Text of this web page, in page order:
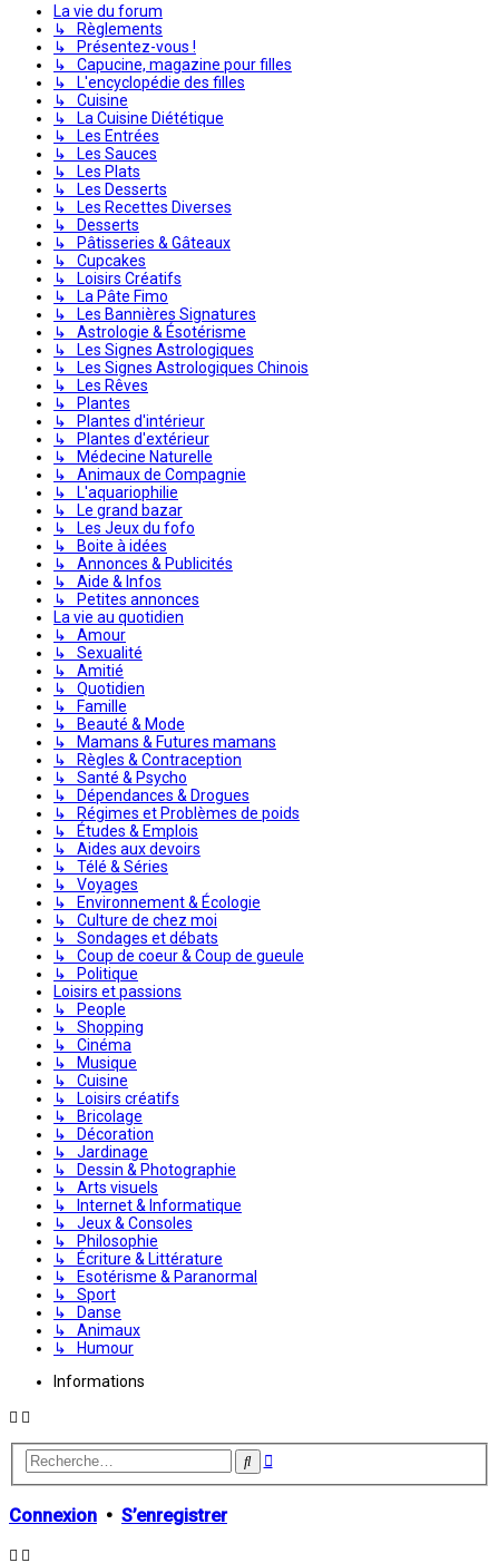
La vie du forum
↳ Règlements
↳ Présentez-vous !
↳ Capucine, magazine pour filles
↳ L'encyclopédie des filles
↳ Cuisine
↳ La Cuisine Diététique
↳ Les Entrées
↳ Les Sauces
↳ Les Plats
↳ Les Desserts
↳ Les Recettes Diverses
↳ Desserts
↳ Pâtisseries & Gâteaux
↳ Cupcakes
↳ Loisirs Créatifs
↳ La Pâte Fimo
↳ Les Bannières Signatures
↳ Astrologie & Ésotérisme
↳ Les Signes Astrologiques
↳ Les Signes Astrologiques Chinois
↳ Les Rêves
↳ Plantes
↳ Plantes d'intérieur
↳ Plantes d'extérieur
↳ Médecine Naturelle
↳ Animaux de Compagnie
↳ L'aquariophilie
↳ Le grand bazar
↳ Les Jeux du fofo
↳ Boite à idées
↳ Annonces & Publicités
↳ Aide & Infos
↳ Petites annonces
La vie au quotidien
↳ Amour
↳ Sexualité
↳ Amitié
↳ Quotidien
↳ Famille
↳ Beauté & Mode
↳ Mamans & Futures mamans
↳ Règles & Contraception
↳ Santé & Psycho
↳ Dépendances & Drogues
↳ Régimes et Problèmes de poids
↳ Études & Emplois
↳ Aides aux devoirs
↳ Télé & Séries
↳ Voyages
↳ Environnement & Écologie
↳ Culture de chez moi
↳ Sondages et débats
↳ Coup de coeur & Coup de gueule
↳ Politique
Loisirs et passions
↳ People
↳ Shopping
↳ Cinéma
↳ Musique
↳ Cuisine
↳ Loisirs créatifs
↳ Bricolage
↳ Décoration
↳ Jardinage
↳ Dessin & Photographie
↳ Arts visuels
↳ Internet & Informatique
↳ Jeux & Consoles
↳ Philosophie
↳ Écriture & Littérature
↳ Esotérisme & Paranormal
↳ Sport
↳ Danse
↳ Animaux
↳ Humour
Informations
Rechercher
Recherche
Connexion • S’enregistrer